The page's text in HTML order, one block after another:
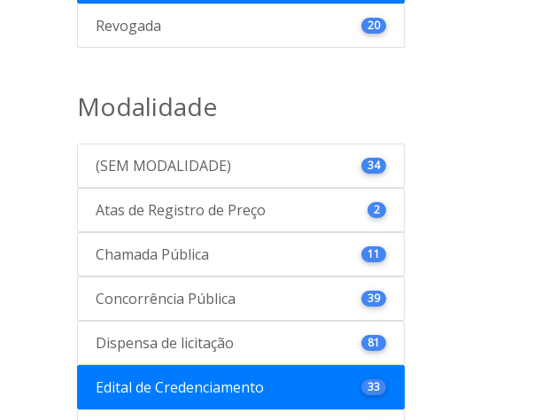
Revogada 20
Modalidade
(SEM MODALIDADE) 34
Atas de Registro de Preço 2
Chamada Pública 11
Concorrência Pública 39
Dispensa de licitação 81
Edital de Credenciamento 33